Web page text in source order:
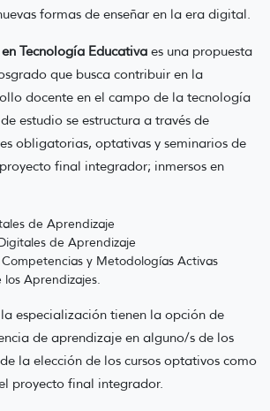
formas de enseñar en la era digital.
Tecnología Educativa es una propuesta
que busca contribuir en la
docente en el campo de la tecnología
estudio se estructura a través de
obligatorias, optativas y seminarios de
final integrador; inmersos en
de Aprendizaje
de Aprendizaje
y Metodologías Activas
los Aprendizajes.
especialización tienen la opción de
de aprendizaje en alguno/s de los
la elección de los cursos optativos como
proyecto final integrador.